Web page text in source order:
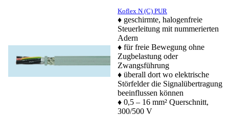
Koflex N (C) PUR
♦ geschirmte, halogenfreie
Steuerleitung mit nummerierten
Adern
♦ für freie Bewegung ohne
Zugbelastung oder
Zwangsführung
♦ überall dort wo elektrische
Störfelder die Signalübertragung
beeinflussen können
♦ 0,5 – 16 mm² Querschnitt,
300/500 V